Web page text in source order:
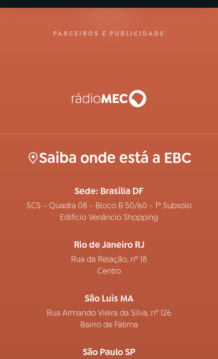
PARCEIROS E PUBLICIDADE
Saiba onde está a EBC
Sede: Brasília DF
SCS – Quadra 08 – Bloco B 50/60 – 1º Subsolo
Edifício Venâncio Shopping
Rio de Janeiro RJ
Rua da Relação, nº 18
Centro
São Luís MA
Rua Armando Vieira da Silva, nº 126
Bairro de Fátima
São Paulo SP